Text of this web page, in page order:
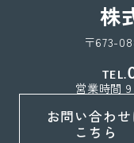
株
〒673-
TEL.
営業時間
お問い合わせ
こちら